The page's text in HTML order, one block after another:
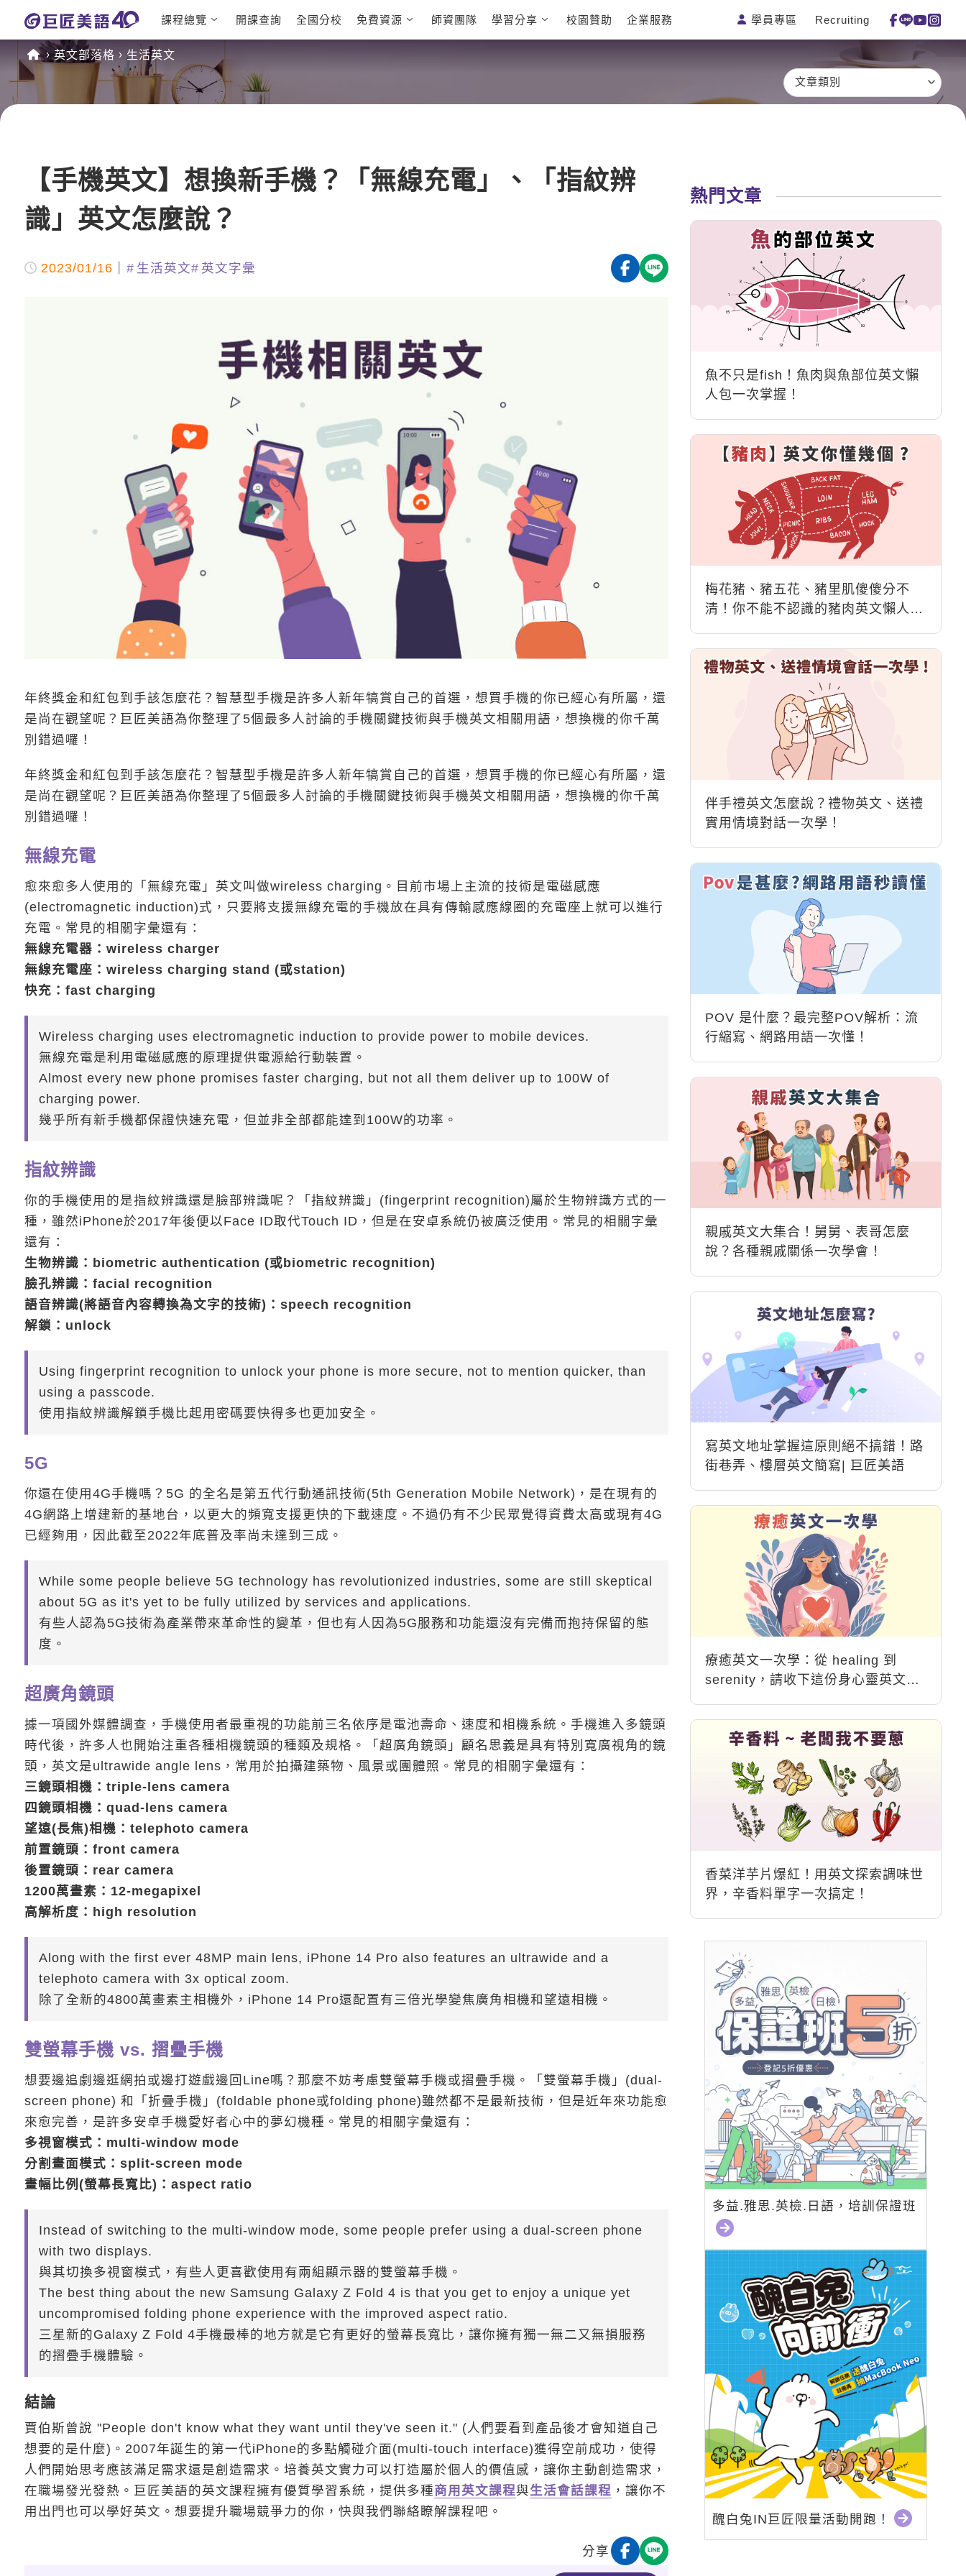
課程總覽
日語課程總表
英文課程總表
英文會話
TED Talks
CNN聽力強化
韓語
一對一家教
企業訓練
開課查詢 全國分校 免費資源 師資團隊 學習分享 校園贊助 企業服務 學員專區 Recruiting
英文部落格 生活英文
文章類別
【手機英文】想換新手機？「無線充電」、「指紋辨
識」英文怎麼說？
2023/01/16 生活英文 英文字彙
年終獎金和紅包到手該怎麼花？智慧型手機是許多人新年犒賞自己的首選，想買手機的你已經心有所屬，還
是尚在觀望呢？巨匠美語為你整理了5個最多人討論的手機關鍵技術與手機英文相關用語，想換機的你千萬
別錯過囉！
年終獎金和紅包到手該怎麼花？智慧型手機是許多人新年犒賞自己的首選，想買手機的你已經心有所屬，還
是尚在觀望呢？巨匠美語為你整理了5個最多人討論的手機關鍵技術與手機英文相關用語，想換機的你千萬
別錯過囉！
無線充電
愈來愈多人使用的「無線充電」英文叫做wireless charging。目前市場上主流的技術是電磁感應
(electromagnetic induction)式，只要將支援無線充電的手機放在具有傳輸感應線圈的充電座上就可以進行
充電。常見的相關字彙還有：
無線充電器：wireless charger
無線充電座：wireless charging stand (或station)
快充：fast charging
Wireless charging uses electromagnetic induction to provide power to mobile devices.
無線充電是利用電磁感應的原理提供電源給行動裝置。
Almost every new phone promises faster charging, but not all them deliver up to 100W of
charging power.
幾乎所有新手機都保證快速充電，但並非全部都能達到100W的功率。
指紋辨識
你的手機使用的是指紋辨識還是臉部辨識呢？「指紋辨識」(fingerprint recognition)屬於生物辨識方式的一
種，雖然iPhone於2017年後便以Face ID取代Touch ID，但是在安卓系統仍被廣泛使用。常見的相關字彙
還有：
生物辨識：biometric authentication (或biometric recognition)
臉孔辨識：facial recognition
語音辨識(將語音內容轉換為文字的技術)：speech recognition
解鎖：unlock
Using fingerprint recognition to unlock your phone is more secure, not to mention quicker, than
using a passcode.
使用指紋辨識解鎖手機比起用密碼要快得多也更加安全。
5G
你還在使用4G手機嗎？5G 的全名是第五代行動通訊技術(5th Generation Mobile Network)，是在現有的
4G網路上增建新的基地台，以更大的頻寬支援更快的下載速度。不過仍有不少民眾覺得資費太高或現有4G
已經夠用，因此截至2022年底普及率尚未達到三成。
While some people believe 5G technology has revolutionized industries, some are still skeptical
about 5G as it's yet to be fully utilized by services and applications.
有些人認為5G技術為產業帶來革命性的變革，但也有人因為5G服務和功能還沒有完備而抱持保留的態
度。
超廣角鏡頭
據一項國外媒體調查，手機使用者最重視的功能前三名依序是電池壽命、速度和相機系統。手機進入多鏡頭
時代後，許多人也開始注重各種相機鏡頭的種類及規格。「超廣角鏡頭」顧名思義是具有特別寬廣視角的鏡
頭，英文是ultrawide angle lens，常用於拍攝建築物、風景或團體照。常見的相關字彙還有：
三鏡頭相機：triple-lens camera
四鏡頭相機：quad-lens camera
望遠(長焦)相機：telephoto camera
前置鏡頭：front camera
後置鏡頭：rear camera
1200萬畫素：12-megapixel
高解析度：high resolution
Along with the first ever 48MP main lens, iPhone 14 Pro also features an ultrawide and a
telephoto camera with 3x optical zoom.
除了全新的4800萬畫素主相機外，iPhone 14 Pro還配置有三倍光學變焦廣角相機和望遠相機。
雙螢幕手機 vs. 摺疊手機
想要邊追劇邊逛網拍或邊打遊戲邊回Line嗎？那麼不妨考慮雙螢幕手機或摺疊手機。「雙螢幕手機」(dual-
screen phone) 和「折疊手機」(foldable phone或folding phone)雖然都不是最新技術，但是近年來功能愈
來愈完善，是許多安卓手機愛好者心中的夢幻機種。常見的相關字彙還有：
多視窗模式：multi-window mode
分割畫面模式：split-screen mode
畫幅比例(螢幕長寬比)：aspect ratio
Instead of switching to the multi-window mode, some people prefer using a dual-screen phone
with two displays.
與其切換多視窗模式，有些人更喜歡使用有兩組顯示器的雙螢幕手機。
The best thing about the new Samsung Galaxy Z Fold 4 is that you get to enjoy a unique yet
uncompromised folding phone experience with the improved aspect ratio.
三星新的Galaxy Z Fold 4手機最棒的地方就是它有更好的螢幕長寬比，讓你擁有獨一無二又無損服務
的摺疊手機體驗。
結論
賈伯斯曾說 "People don't know what they want until they've seen it." (人們要看到產品後才會知道自己
想要的是什麼)。2007年誕生的第一代iPhone的多點觸碰介面(multi-touch interface)獲得空前成功，使得
人們開始思考應該滿足需求還是創造需求。培養英文實力可以打造屬於個人的價值感，讓你主動創造需求，
在職場發光發熱。巨匠美語的英文課程擁有優質學習系統，提供多種商用英文課程與生活會話課程 ，讓你不
用出門也可以學好英文。想要提升職場競爭力的你，快與我們聯絡瞭解課程吧。
分享
熱門文章
魚不只是fish！魚肉與魚部位英文懶
人包一次掌握！
梅花豬、豬五花、豬里肌傻傻分不
清！你不能不認識的豬肉英文懶人
伴手禮英文怎麼說？禮物英文、送禮
實用情境對話一次學！
POV 是什麼？最完整POV解析：流
行縮寫、網路用語一次懂！
親戚英文大集合！舅舅、表哥怎麼
說？各種親戚關係一次學會！
寫英文地址掌握這原則絕不搞錯！路
街巷弄、樓層英文簡寫| 巨匠美語
療癒英文一次學：從 healing 到
serenity，請收下這份身心靈英文能
香菜洋芋片爆紅！用英文探索調味世
界，辛香料單字一次搞定！
多益.雅思.英檢.日語，培訓保證班
醜白兔IN巨匠限量活動開跑！